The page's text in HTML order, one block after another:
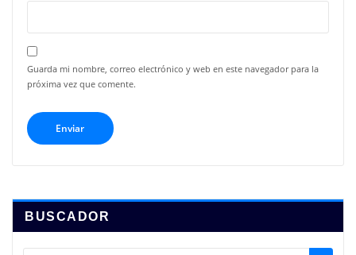
Guarda mi nombre, correo electrónico y web en este navegador para la
próxima vez que comente.
BUSCADOR